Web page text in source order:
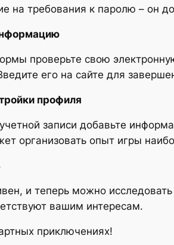
на требования к паролю – он
проверьте свою
его на сайте для
профиля
записи добавьте
организовать опыт игры
и теперь можно
вашим интересам.
приключениях!